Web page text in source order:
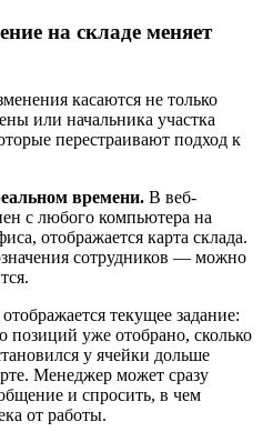
на складе меняет
касаются не только
или начальника участка
перестраивают подход к
времени. В веб-
с любого компьютера на
отображается карта склада.
сотрудников — можно
текущее задание:
позиций уже отобрано, сколько
у ячейки дольше
Менеджер может сразу
и спросить, в чем
от работы.